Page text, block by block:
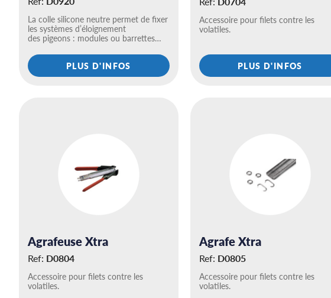
La colle silicone neutre permet de fixer
les systèmes d’éloignement
des pigeons : modules ou barrettes…
PLUS D'INFOS
Accessoire pour filets contre les
volatiles.
PLUS D'INFOS
Agrafeuse Xtra
Ref: D0804
Accessoire pour filets contre les
volatiles.
Agrafe Xtra
Ref: D0805
Accessoire pour filets contre les
volatiles.